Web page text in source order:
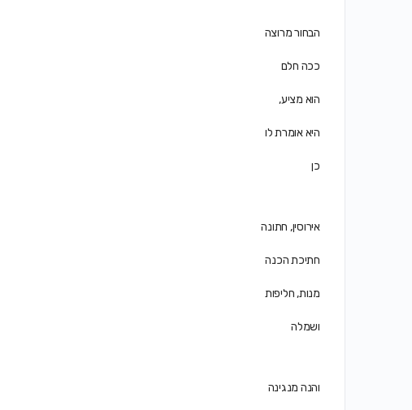
הבחור מרוצה
ככה חלם
הוא מציע,
היא אומרת לו
כן
אירוסין, חתונה
חתיכת הכנה
מנות, חליפות
ושמלה
והנה מנגינה